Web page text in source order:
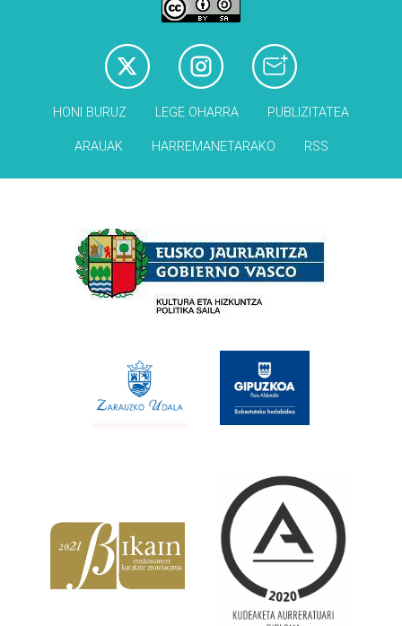
HONI BURUZ LEGE OHARRA PUBLIZITATEA
ARAUAK HARREMANETARAKO RSS